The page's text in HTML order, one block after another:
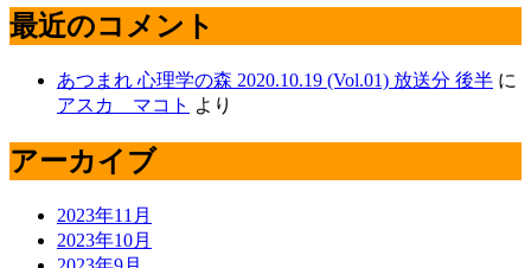
最近のコメント
あつまれ 心理学の森 2020.10.19 (Vol.01) 放送分 後半 に
アスカ マコト より
アーカイブ
2023年11月
2023年10月